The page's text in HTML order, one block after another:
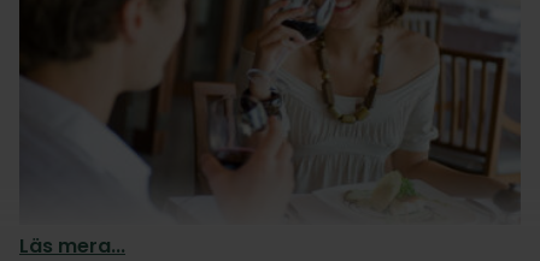
Läs mera...